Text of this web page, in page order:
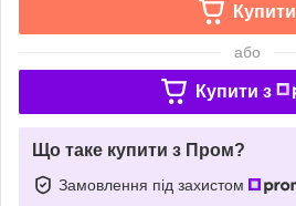
Купити
або
Купити з
Що таке купити з Пром?
Замовлення під захистом